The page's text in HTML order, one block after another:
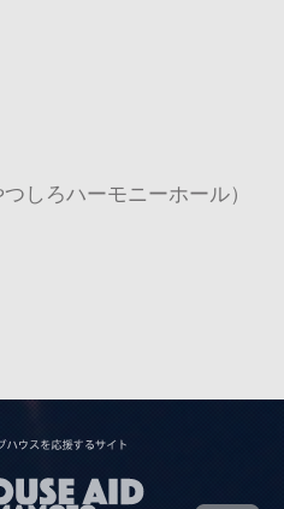
しろハーモニーホール）